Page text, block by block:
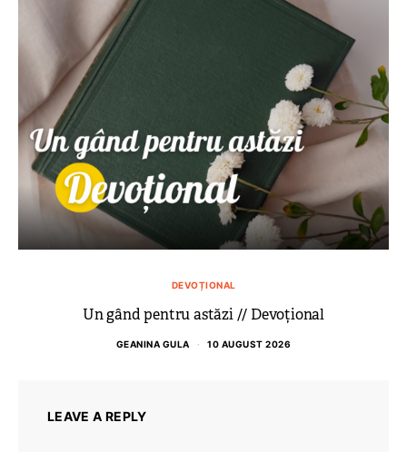
DEVOȚIONAL
Un gând pentru astăzi // Devoțional
GEANINA GULA 10 AUGUST 2026
LEAVE A REPLY